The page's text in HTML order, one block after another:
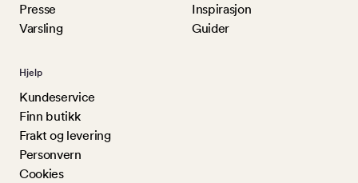
Presse
Varsling
Inspirasjon
Guider
Hjelp
Kundeservice
Finn butikk
Frakt og levering
Personvern
Cookies